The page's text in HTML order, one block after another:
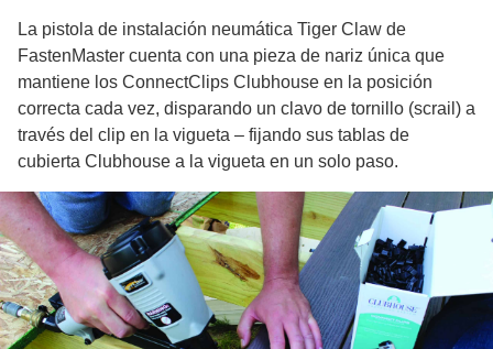
La pistola de instalación neumática Tiger Claw de
FastenMaster cuenta con una pieza de nariz única que
mantiene los ConnectClips Clubhouse en la posición
correcta cada vez, disparando un clavo de tornillo (scrail) a
través del clip en la vigueta – fijando sus tablas de
cubierta Clubhouse a la vigueta en un solo paso.